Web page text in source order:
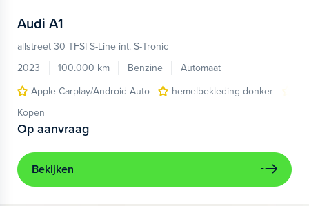
Audi A1
allstreet 30 TFSI S-Line int. S-Tronic
2023
100.000 km Benzine
Automaat
Apple Carplay/Android Auto
hemelbekleding donker
Kopen
Op aanvraag
Bekijken